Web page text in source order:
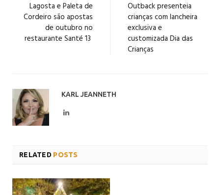
Lagosta e Paleta de
Cordeiro são apostas
de outubro no
restaurante Santé 13
Outback presenteia
crianças com lancheira
exclusiva e
customizada Dia das
Crianças
KARL JEANNETH
LinkedIn
RELATED POSTS